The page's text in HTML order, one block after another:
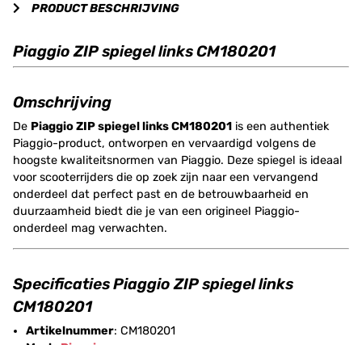
PRODUCT BESCHRIJVING
Piaggio ZIP spiegel links CM180201
Omschrijving
De Piaggio ZIP spiegel links CM180201 is een authentiek
Piaggio-product, ontworpen en vervaardigd volgens de
hoogste kwaliteitsnormen van Piaggio. Deze spiegel is ideaal
voor scooterrijders die op zoek zijn naar een vervangend
onderdeel dat perfect past en de betrouwbaarheid en
duurzaamheid biedt die je van een origineel Piaggio-
onderdeel mag verwachten.
Specificaties Piaggio ZIP spiegel links
CM180201
Artikelnummer: CM180201